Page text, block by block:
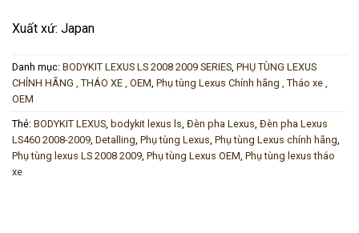
Xuất xứ: Japan
Danh mục: BODYKIT LEXUS LS 2008 2009 SERIES, PHỤ TÙNG LEXUS
CHÍNH HÃNG , THÁO XE , OEM, Phụ tùng Lexus Chính hãng , Tháo xe ,
OEM
Thẻ: BODYKIT LEXUS, bodykit lexus ls, Đèn pha Lexus, Đèn pha Lexus
LS460 2008-2009, Detalling, Phụ tùng Lexus, Phụ tùng Lexus chính hãng,
Phụ tùng lexus LS 2008 2009, Phụ tùng Lexus OEM, Phụ tùng lexus tháo
xe